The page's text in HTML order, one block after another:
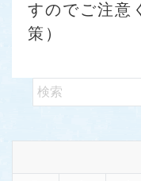
すのでご注意
策）